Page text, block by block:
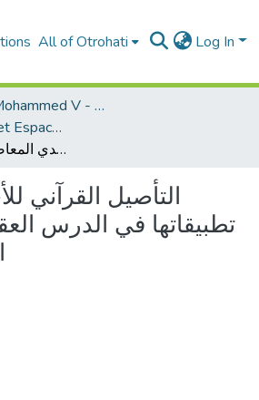
All of Otrohati Log In
Université Mohammed V - Rabat
CEDoc - Homme et Espace dans le Monde Méditerranéen
التأصيل القرآني للأحكام العقلية و تطبيقاتها في الدرس العقدي المعاصر و الإعجاز العلمي
التأصيل القرآني
تطبيقاتها في الدرس